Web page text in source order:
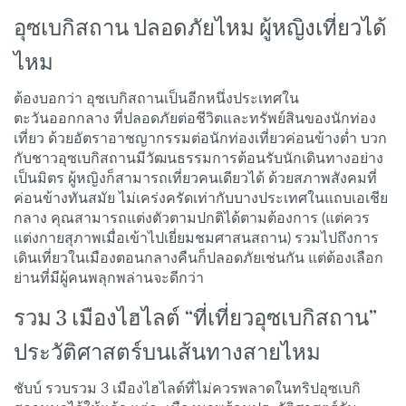
อุซเบกิสถาน ปลอดภัยไหม ผู้หญิงเที่ยวได้
ไหม
ต้องบอกว่า อุซเบกิสถานเป็นอีกหนึ่งประเทศใน
ตะวันออกกลาง ที่ปลอดภัยต่อชีวิตและทรัพย์สินของนักท่อง
เที่ยว ด้วยอัตราอาชญากรรมต่อนักท่องเที่ยวค่อนข้างต่ำ บวก
กับชาวอุซเบกิสถานมีวัฒนธรรมการต้อนรับนักเดินทางอย่าง
เป็นมิตร ผู้หญิงก็สามารถเที่ยวคนเดียวได้ ด้วยสภาพสังคมที่
ค่อนข้างทันสมัย ไม่เคร่งครัดเท่ากับบางประเทศในแถบเอเชีย
กลาง คุณสามารถแต่งตัวตามปกติได้ตามต้องการ (แต่ควร
แต่งกายสุภาพเมื่อเข้าไปเยี่ยมชมศาสนสถาน) รวมไปถึงการ
เดินเที่ยวในเมืองตอนกลางคืนก็ปลอดภัยเช่นกัน แต่ต้องเลือก
ย่านที่มีผู้คนพลุกพล่านจะดีกว่า
รวม 3 เมืองไฮไลต์ “ที่เที่ยวอุซเบกิสถาน”
ประวัติศาสตร์บนเส้นทางสายไหม
ชับบ์ รวบรวม 3 เมืองไฮไลต์ที่ไม่ควรพลาดในทริปอุซเบกิ